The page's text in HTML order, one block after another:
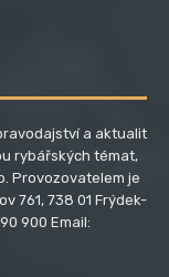
a aktualit
rybářských témat,
Provozovatelem je
761, 738 01 Frýdek-
900 Email: